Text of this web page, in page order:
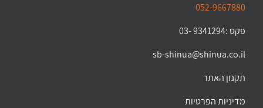
052-9667880
פקס :9341294 -03
sb-shinua@shinua.co.il
תקנון האתר
מדיניות הפרטיות